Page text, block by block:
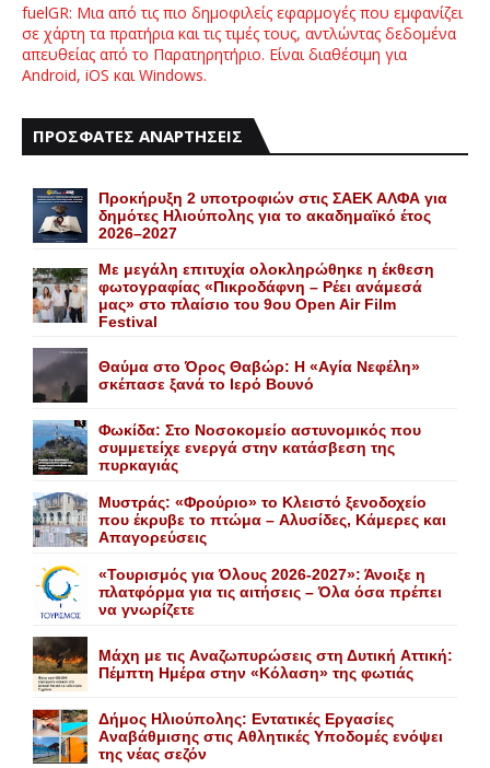
fuelGR: Μια από τις πιο δημοφιλείς εφαρμογές που εμφανίζει
σε χάρτη τα πρατήρια και τις τιμές τους, αντλώντας δεδομένα
απευθείας από το Παρατηρητήριο. Είναι διαθέσιμη για
Android, iOS και Windows.
ΠΡΟΣΦΑΤΕΣ ΑΝΑΡΤΗΣΕΙΣ
Προκήρυξη 2 υποτροφιών στις ΣΑΕΚ ΑΛΦΑ για
δημότες Ηλιούπολης για το ακαδημαϊκό έτος
2026–2027
Με μεγάλη επιτυχία ολοκληρώθηκε η έκθεση
φωτογραφίας «Πικροδάφνη – Ρέει ανάμεσά
μας» στο πλαίσιο του 9ου Open Air Film
Festival
Θαύμα στο Όρος Θαβώρ: H «Aγία Nεφέλη»
σκέπασε ξανά το Iερό Bουνό
Φωκίδα: Στο Νοσοκομείο αστυνομικός που
συμμετείχε ενεργά στην κατάσβεση της
πυρκαγιάς
Mυστράς: «Φρούριο» το Kλειστό ξενοδοχείο
που έκρυβε το πτώμα – Aλυσίδες, Kάμερες και
Aπαγορεύσεις
«Τουρισμός για Όλους 2026-2027»: Άνοιξε η
πλατφόρμα για τις αιτήσεις – Όλα όσα πρέπει
να γνωρίζετε
Mάχη με τις Aναζωπυρώσεις στη Δυτική Aττική:
Πέμπτη Hμέρα στην «Kόλαση» της φωτιάς
Δήμος Ηλιούπολης: Eντατικές Eργασίες
Aναβάθμισης στις Aθλητικές Yποδομές ενόψει
της νέας σεζόν